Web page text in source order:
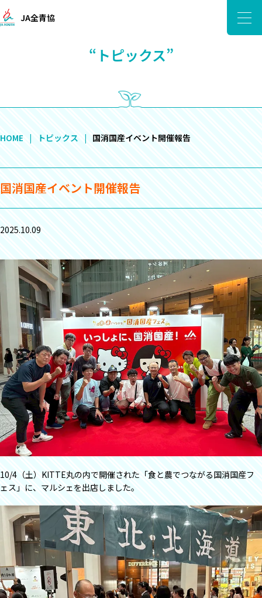
JA全青協
“トピックス”
HOME トピックス 国消国産イベント開催報告
国消国産イベント開催報告
2025.10.09
10/4（土）KITTE丸の内で開催された「食と農でつながる国消国産フ
ェス」に、マルシェを出店しました。